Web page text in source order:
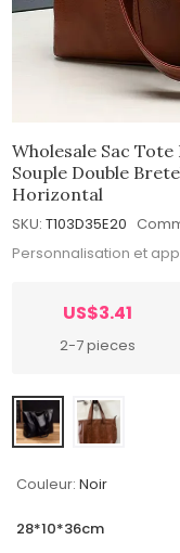
Wholesale Sac
Souple Double
Horizontal
SKU: T103D35E20
Personnalisation et
US$3.41
2-7 pieces
Couleur: Noir
28*10*36cm